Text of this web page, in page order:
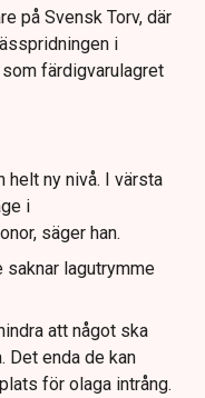
på Svensk Torv, där
i
färdigvarulagret
helt ny nivå. I värsta
i
säger han.
lagutrymme
att något ska
Det enda de kan
för olaga intrång.